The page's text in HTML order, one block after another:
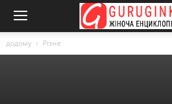
додому Різне